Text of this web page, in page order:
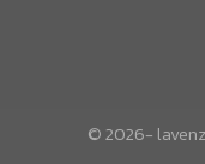
© 2026-